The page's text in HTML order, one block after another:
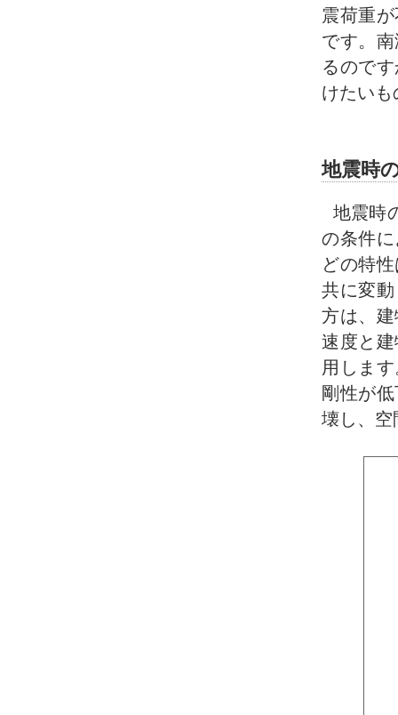
震荷重
です。
るので
けたいも
地震時
地震時
の条件
どの特
共に変
方は、
速度と
用しま
剛性が
壊し、空